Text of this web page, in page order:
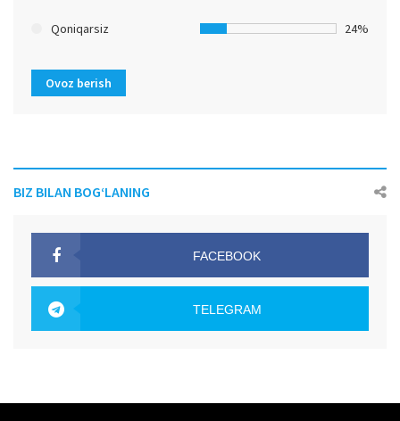
Qoniqarsiz 24%
Ovoz berish
BIZ BILAN BOG‘LANING
FACEBOOK
TELEGRAM